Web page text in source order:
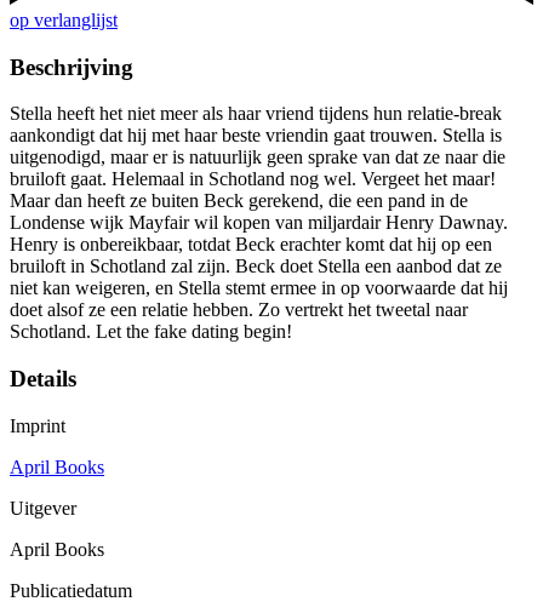
op verlanglijst
Beschrijving
Stella heeft het niet meer als haar vriend tijdens hun relatie-break
aankondigt dat hij met haar beste vriendin gaat trouwen. Stella is
uitgenodigd, maar er is natuurlijk geen sprake van dat ze naar die
bruiloft gaat. Helemaal in Schotland nog wel. Vergeet het maar!
Maar dan heeft ze buiten Beck gerekend, die een pand in de
Londense wijk Mayfair wil kopen van miljardair Henry Dawnay.
Henry is onbereikbaar, totdat Beck erachter komt dat hij op een
bruiloft in Schotland zal zijn. Beck doet Stella een aanbod dat ze
niet kan weigeren, en Stella stemt ermee in op voorwaarde dat hij
doet alsof ze een relatie hebben. Zo vertrekt het tweetal naar
Schotland. Let the fake dating begin!
Details
Imprint
April Books
Uitgever
April Books
Publicatiedatum